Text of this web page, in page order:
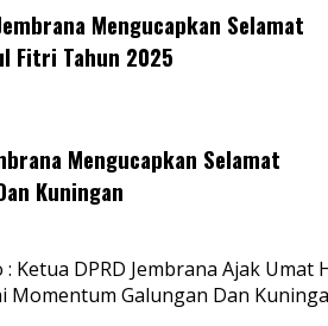
Mengucapkan Selamat
Fitri Tahun 2025
Mengucapkan Selamat
Kuningan
Ketua DPRD Jembrana Ajak
Momentum Galungan Dan